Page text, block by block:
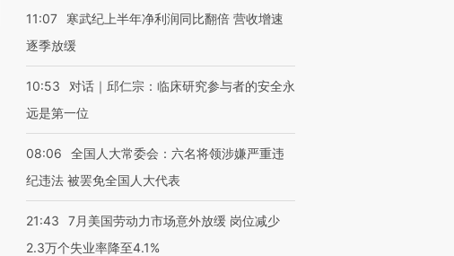
11:07
寒武纪上半年净利润同比翻倍 营收增速
逐季放缓
10:53
对话｜邱仁宗：临床研究参与者的安全永
远是第一位
08:06
全国人大常委会：六名将领涉嫌严重违
纪违法 被罢免全国人大代表
21:43
7月美国劳动力市场意外放缓 岗位减少
2.3万个失业率降至4.1%